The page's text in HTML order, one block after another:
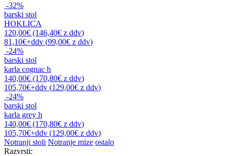
-32%
barski stol
HOKLICA
120,00€ (146,40€ z ddv)
81,10€+ddv (99,00€ z ddv)
-24%
barski stol
karla cognac h
140,00€ (170,80€ z ddv)
105,70€+ddv (129,00€ z ddv)
-24%
barski stol
karla grey h
140,00€ (170,80€ z ddv)
105,70€+ddv (129,00€ z ddv)
Notranji stoli Notranje mize ostalo
Razvrsti: